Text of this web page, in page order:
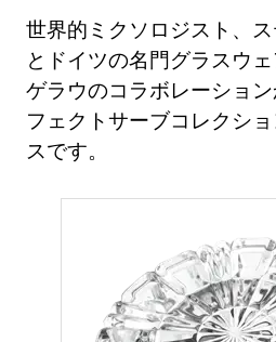
世界的ミクソロジスト、
とドイツの名門グラスウ
ゲラウのコラボレーショ
フェクトサーブコレクシ
スです。